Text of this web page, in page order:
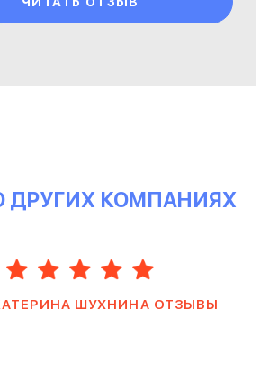
ДРУГИХ КОМПАНИЯХ
ШУХНИНА ОТЗЫВЫ